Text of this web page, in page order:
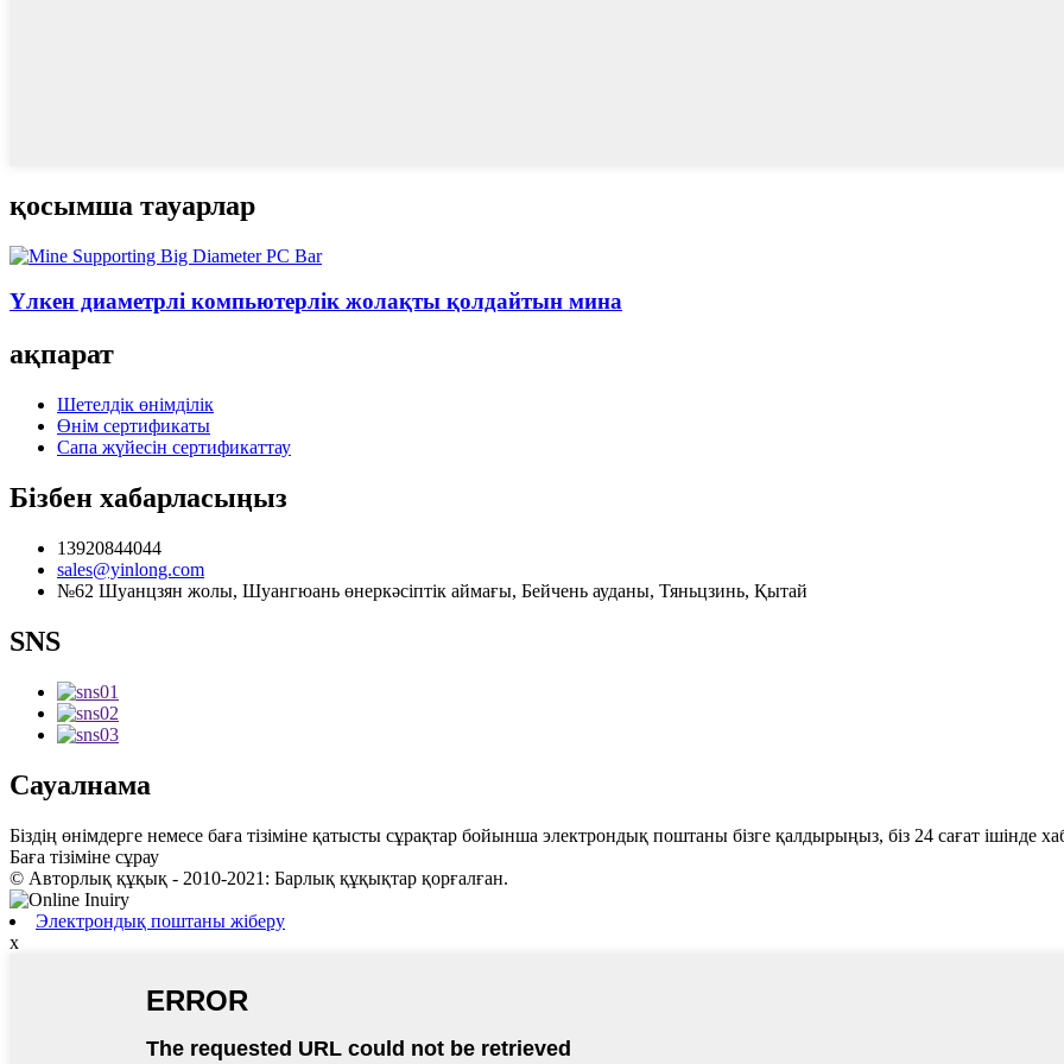
қосымша тауарлар
Үлкен диаметрлі компьютерлік жолақты қолдайтын мина
ақпарат
Шетелдік өнімділік
Өнім сертификаты
Сапа жүйесін сертификаттау
Бізбен хабарласыңыз
13920844044
sales@yinlong.com
№62 Шуанцзян жолы, Шуангюань өнеркәсіптік аймағы, Бейчень ауданы, Тяньцзинь, Қытай
SNS
Сауалнама
Біздің өнімдерге немесе баға тізіміне қатысты сұрақтар бойынша электрондық поштаны бізге қалдырыңыз, біз 24 сағат ішінде
Баға тізіміне сұрау
© Авторлық құқық - 2010-2021: Барлық құқықтар қорғалған.
Электрондық поштаны жіберу
x